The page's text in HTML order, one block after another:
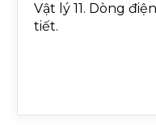
Vật lý 11. Dòng
tiết.